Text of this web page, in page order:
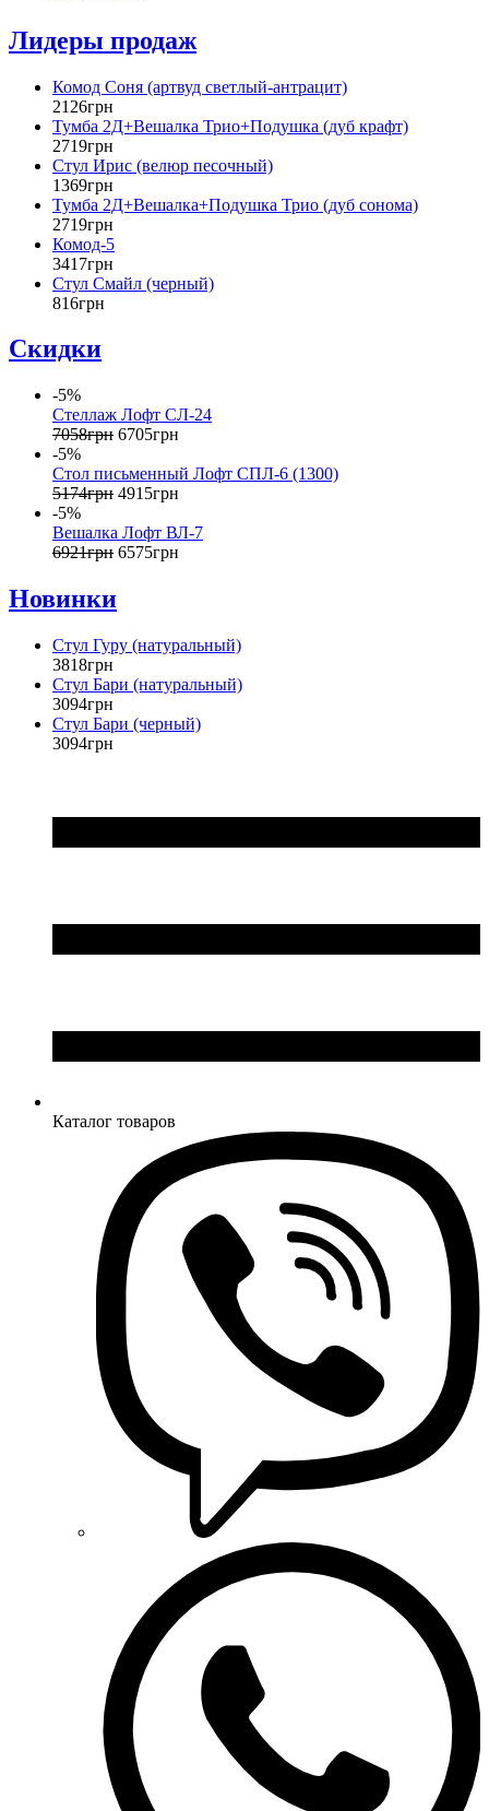
Лидеры продаж
Комод Соня (артвуд светлый-антрацит)
2126грн
Тумба 2Д+Вешалка Трио+Подушка (дуб крафт)
2719грн
Стул Ирис (велюр песочный)
1369грн
Тумба 2Д+Вешалка+Подушка Трио (дуб сонома)
2719грн
Комод-5
3417грн
Стул Смайл (черный)
816грн
Скидки
-5%
Стеллаж Лофт СЛ-24
7058грн 6705грн
-5%
Стол письменный Лофт СПЛ-6 (1300)
5174грн 4915грн
-5%
Вешалка Лофт ВЛ-7
6921грн 6575грн
Новинки
Стул Гуру (натуральный)
3818грн
Стул Бари (натуральный)
3094грн
Стул Бари (черный)
3094грн
Каталог товаров